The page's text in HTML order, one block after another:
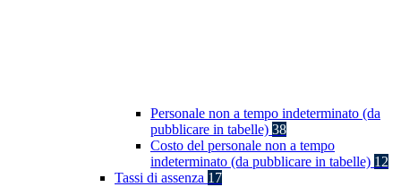
Personale non a tempo indeterminato (da
pubblicare in tabelle) 38
Costo del personale non a tempo
indeterminato (da pubblicare in tabelle) 12
Tassi di assenza 17